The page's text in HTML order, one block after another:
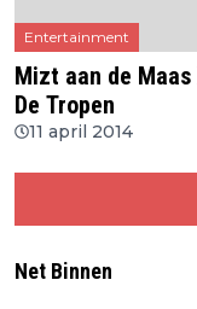
Entertainment
Mizt aan de Maas
De Tropen
11 april 2014
Net Binnen